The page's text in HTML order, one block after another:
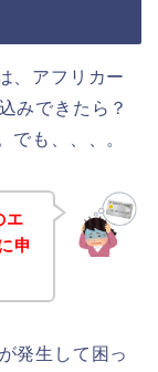
、アフリカー
みできたら？
でも、、、。
エ
申
発生して困っ